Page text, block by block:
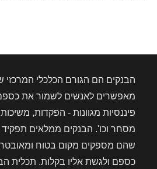
הבנקים הם הגורם הכלכלי המרכזי
מאפשרים לאנשים לשמור את
פיננסיות מגוונות - הפקדות,
מסחר וכו'. הבנקים ממלאים
שהם מספקים מקום בטוח
כספם ולגשת אליו בקלות. תכלית